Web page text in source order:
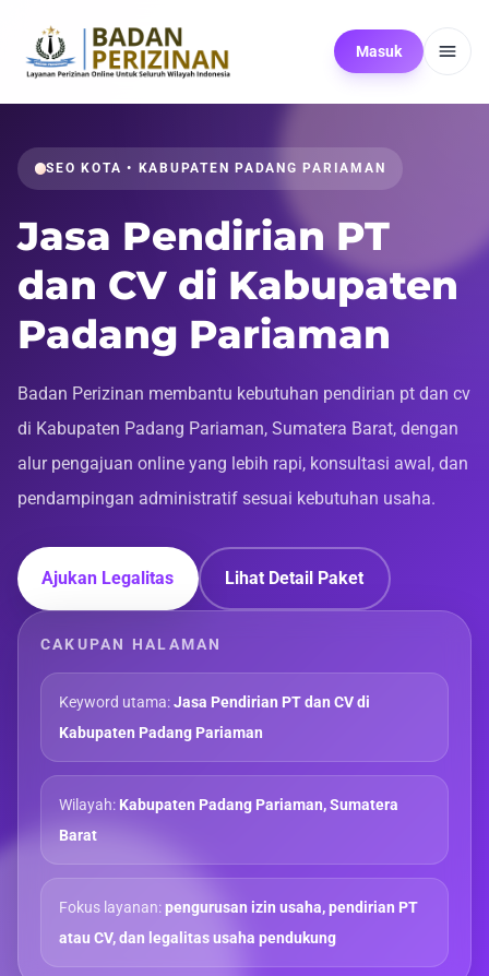
Masuk
SEO KOTA • KABUPATEN PADANG PARIAMAN
Jasa Pendirian PT
dan CV di Kabupaten
Padang Pariaman
Badan Perizinan membantu kebutuhan pendirian pt dan cv
di Kabupaten Padang Pariaman, Sumatera Barat, dengan
alur pengajuan online yang lebih rapi, konsultasi awal, dan
pendampingan administratif sesuai kebutuhan usaha.
Ajukan Legalitas Lihat Detail Paket
CAKUPAN HALAMAN
Keyword utama:Jasa Pendirian PT dan CV di
Kabupaten Padang Pariaman
Wilayah: Kabupaten Padang Pariaman, Sumatera
Barat
Fokus layanan:pengurusan izin usaha, pendirian PT
atau CV, dan legalitas usaha pendukung